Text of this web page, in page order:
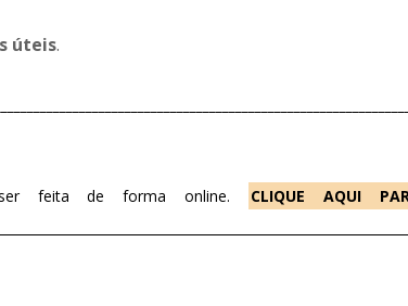
úteis.
feita de forma online. CLIQUE AQUI